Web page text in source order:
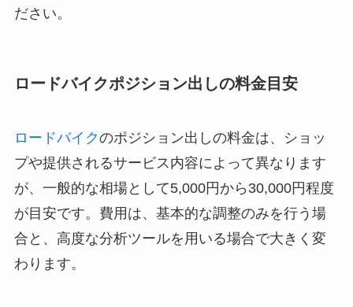
ださい。
ロードバイクポジション出しの料金目安
ロードバイクのポジション出しの料金は、ショッ
プや提供されるサービス内容によって異なります
が、一般的な相場として5,000円から30,000円程度
が目安です。費用は、基本的な調整のみを行う場
合と、高度な分析ツールを用いる場合で大きく変
わります。